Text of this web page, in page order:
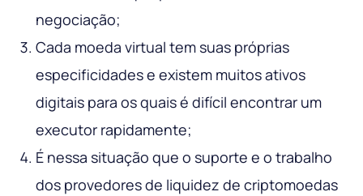
negociação;
Cada moeda virtual tem suas próprias
especificidades e existem muitos ativos
digitais para os quais é difícil encontrar um
executor rapidamente;
É nessa situação que o suporte e o trabalho
dos provedores de liquidez de criptomoedas